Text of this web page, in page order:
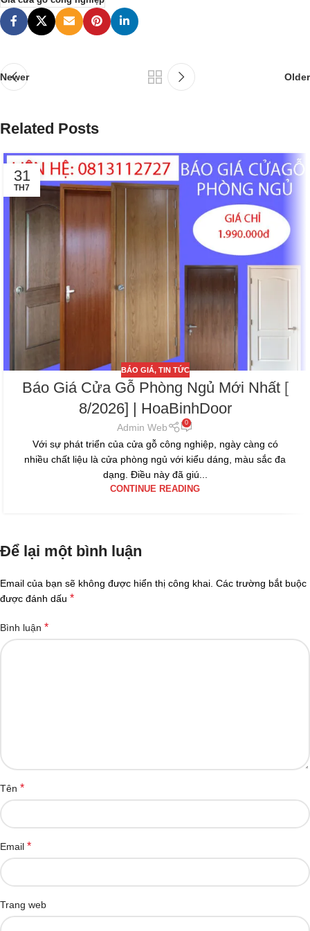
Newer Older
Related Posts
31
TH7
BÁO GIÁ, TIN TỨC
Báo Giá Cửa Gỗ Phòng Ngủ Mới Nhất [
8/2026] | HoaBinhDoor
Admin Web 0
Với sự phát triển của cửa gỗ công nghiệp, ngày càng có
nhiều chất liệu là cửa phòng ngủ với kiểu dáng, màu sắc đa
dạng. Điều này đã giú...
CONTINUE READING
Để lại một bình luận
Email của bạn sẽ không được hiển thị công khai. Các trường bắt buộc
được đánh dấu *
Bình luận *
Tên *
Email *
Trang web